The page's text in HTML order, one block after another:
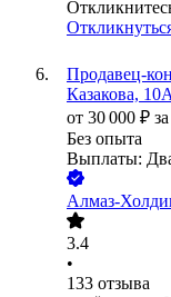
Продавец-
Казакова,
от 30 000 ₽
Без опыта
Выплаты:
Алмаз-
3.4
•
133 отзыва